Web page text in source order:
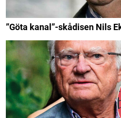
”Göta kanal”-skådisen Nils